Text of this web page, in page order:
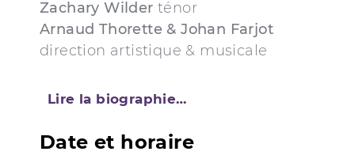
Zachary Wilder ténor
Arnaud Thorette & Johan Farjot
direction artistique & musicale
Lire la biographie…
Date et horaire